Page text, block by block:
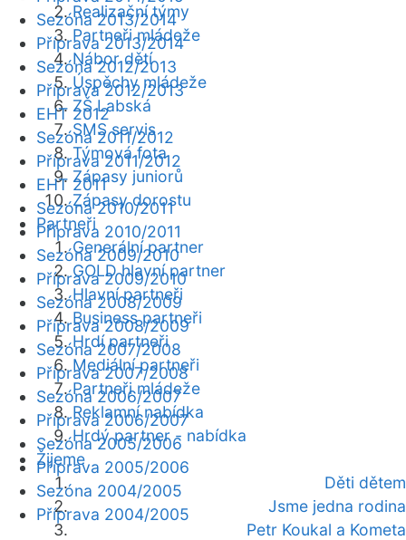
Realizační týmy
Partneři mládeže
Nábor dětí
Úspěchy mládeže
ZŠ Labská
SMS servis
Týmová fota
Zápasy juniorů
Zápasy dorostu
Partneři
Generální partner
GOLD hlavní partner
Hlavní partneři
Business partneři
Hrdí partneři
Mediální partneři
Partneři mládeže
Reklamní nabídka
Hrdý partner - nabídka
Žijeme
Děti dětem
Jsme jedna rodina
Petr Koukal a Kometa
Sezóna 2013/2014
Příprava 2013/2014
Sezóna 2012/2013
Příprava 2012/2013
EHT 2012
Sezóna 2011/2012
Příprava 2011/2012
EHT 2011
Sezóna 2010/2011
Příprava 2010/2011
Sezóna 2009/2010
Příprava 2009/2010
Sezóna 2008/2009
Příprava 2008/2009
Sezóna 2007/2008
Příprava 2007/2008
Sezóna 2006/2007
Příprava 2006/2007
Sezóna 2005/2006
Příprava 2005/2006
Sezóna 2004/2005
Příprava 2004/2005